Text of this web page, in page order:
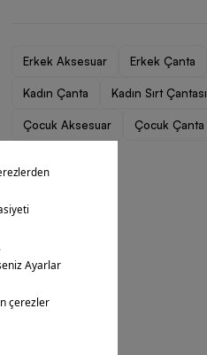
Erkek Aksesuar Erkek Çanta
Kadın Çanta Kadın Sırt Çantası
Çocuk Aksesuar Çocuk Çanta